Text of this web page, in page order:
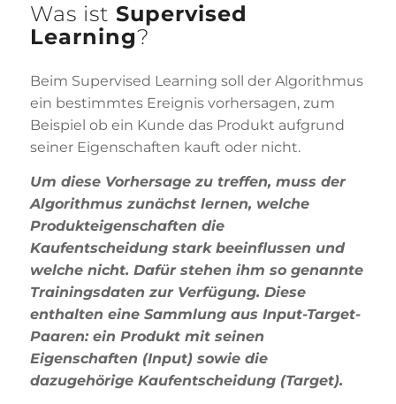
Was ist Supervised
Learning?
Beim Supervised Learning soll der Algorithmus
ein bestimmtes Ereignis vorhersagen, zum
Beispiel ob ein Kunde das Produkt aufgrund
seiner Eigenschaften kauft oder nicht.
Um diese Vorhersage zu treffen, muss der
Algorithmus zunächst lernen, welche
Produkteigenschaften die
Kaufentscheidung stark beeinflussen und
welche nicht. Dafür stehen ihm so genannte
Trainingsdaten zur Verfügung. Diese
enthalten eine Sammlung aus Input-Target-
Paaren: ein Produkt mit seinen
Eigenschaften (Input) sowie die
dazugehörige Kaufentscheidung (Target).